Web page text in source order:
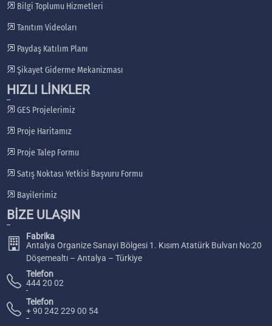
Bilgi Toplumu Hizmetleri
Tanıtım Videoları
Paydaş Katılım Planı
Şikayet Giderme Mekanizması
HIZLI LİNKLER
GES Projelerimiz
Proje Haritamız
Proje Talep Formu
Satış Noktası Yetkisi Başvuru Formu
Bayilerimiz
BİZE ULAŞIN
Fabrika
Antalya Organize Sanayi Bölgesi 1. Kısım Atatürk Bulvarı No:20
Döşemealtı – Antalya – Türkiye
Telefon
444 20 02
Telefon
+ 90 242 229 00 54